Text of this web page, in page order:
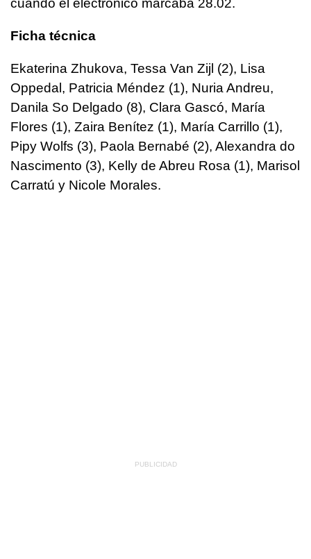
cuando el electrónico marcaba 28.02.
Ficha técnica
Ekaterina Zhukova, Tessa Van Zijl (2), Lisa
Oppedal, Patricia Méndez (1), Nuria Andreu,
Danila So Delgado (8), Clara Gascó, María
Flores (1), Zaira Benítez (1), María Carrillo (1),
Pipy Wolfs (3), Paola Bernabé (2), Alexandra do
Nascimento (3), Kelly de Abreu Rosa (1), Marisol
Carratú y Nicole Morales.